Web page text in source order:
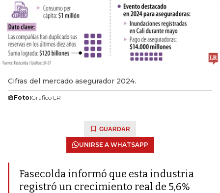
Cifras del mercado asegurador 2024.
Foto:Gráfico LR
GUARDAR
UNIRSE A WHATSAPP
Fasecolda informó que esta industria
registró un crecimiento real de 5,6%